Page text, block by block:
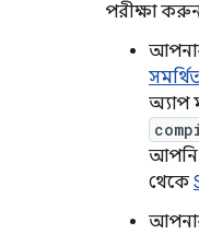
পরীক্ষা
অ্যাপ
আপনি
থেকে